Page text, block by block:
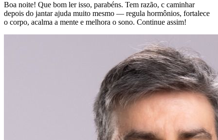
Boa noite! Que bom ler isso, parabéns. Tem razão, c caminhar
depois do jantar ajuda muito mesmo — regula hormônios, fortalece
o corpo, acalma a mente e melhora o sono. Continue assim!